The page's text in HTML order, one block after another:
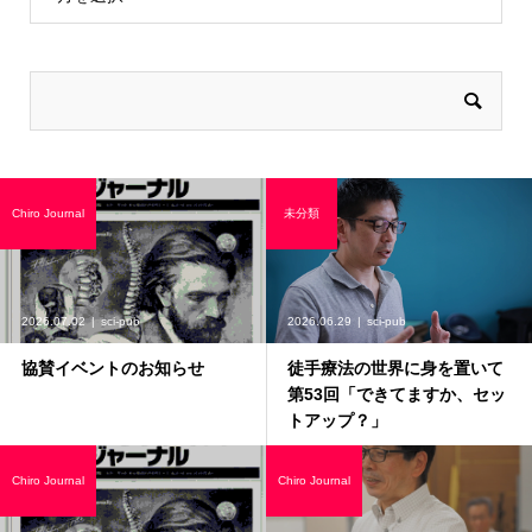
2026.07.02 sci-pub
協賛イベントのお知らせ
Chiro Journal
2026.06.29 sci-pub
徒手療法の世界に身を置いて
第53回「できてますか、セッ
トアップ？」
未分類
Chiro Journal Chiro Journal